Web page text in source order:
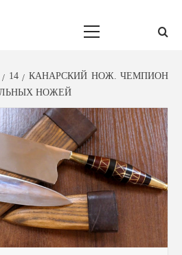
14
КАНАРСКИЙ НОЖ. ЧЕМПИОН
НОЖЕЙ